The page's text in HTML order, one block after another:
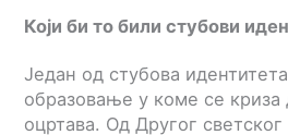
Који би то били стубови
Један од стубова
образовање у коме се криза
оцртава. Од Другог